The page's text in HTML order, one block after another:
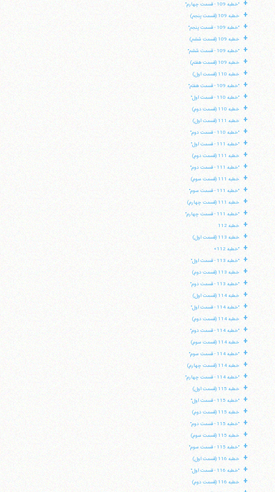
+ "خطبه 109 - قسمت چهارم"
+ خطبه 109 (قسمت پنجم)
+ "خطبه 109 - قسمت پنجم"
+ خطبه 109 (قسمت ششم)
+ "خطبه 109 - قسمت ششم"
+ خطبه 109 (قسمت هفتم)
+ خطبه 110 (قسمت اول)
+ "خطبه 109 - قسمت هفتم"
+ "خطبه 110 - قسمت اول"
+ خطبه 110 (قسمت دوم)
+ خطبه 111 (قسمت اول)
+ "خطبه 110 - قسمت دوم"
+ "خطبه 111 - قسمت اول"
+ خطبه 111 (قسمت دوم)
+ "خطبه 111 - قسمت دوم"
+ خطبه 111 (قسمت سوم)
+ "خطبه 111 - قسمت سوم"
+ خطبه 111 (قسمت چهارم)
+ "خطبه 111 - قسمت چهارم"
+ خطبه 112
+ خطبه 113 (قسمت اول)
+ "خطبه 112»
+ "خطبه 113 - قسمت اول"
+ خطبه 113 (قسمت دوم)
+ "خطبه 113 - قسمت دوم"
+ خطبه 114 (قسمت اول)
+ "خطبه 114 - قسمت اول"
+ خطبه 114 (قسمت دوم)
+ "خطبه 114 - قسمت دوم"
+ خطبه 114 (قسمت سوم)
+ "خطبه 114 - قسمت سوم"
+ خطبه 114 (قسمت چهارم)
+ "خطبه 114 - قسمت چهارم"
+ خطبه 115 (قسمت اول)
+ "خطبه 115 - قسمت اول"
+ خطبه 115 (قسمت دوم)
+ "خطبه 115 - قسمت دوم"
+ خطبه 115 (قسمت سوم)
+ "خطبه 115 - قسمت سوم"
+ خطبه 116 (قسمت اول)
+ "خطبه 116 - قسمت اول"
+ خطبه 116 (قسمت دوم)